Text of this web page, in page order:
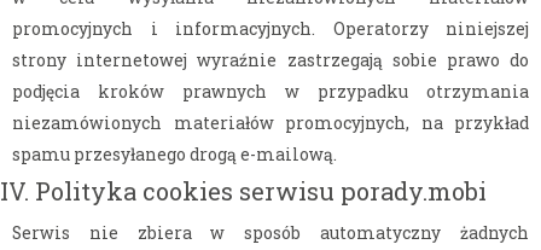
promocyjnych i informacyjnych. Operatorzy niniejszej
strony internetowej wyraźnie zastrzegają sobie prawo do
podjęcia kroków prawnych w przypadku otrzymania
niezamówionych materiałów promocyjnych, na przykład
spamu przesyłanego drogą e-mailową.
IV. Polityka cookies serwisu porady.mobi
Serwis nie zbiera w sposób automatyczny żadnych